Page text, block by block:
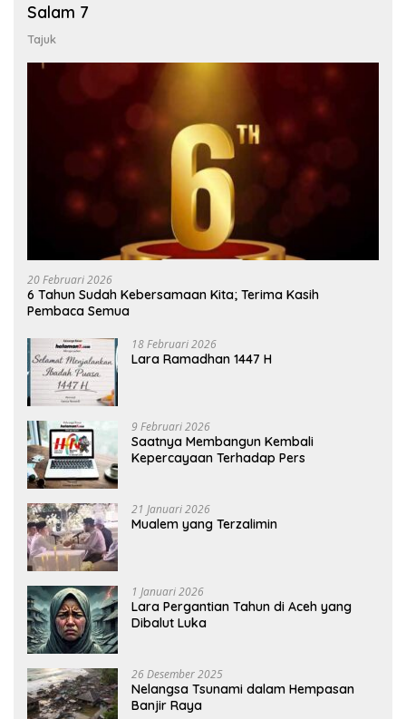
Salam 7
Tajuk
20 Februari 2026
6 Tahun Sudah Kebersamaan Kita; Terima Kasih
Pembaca Semua
18 Februari 2026
Lara Ramadhan 1447 H
9 Februari 2026
Saatnya Membangun Kembali
Kepercayaan Terhadap Pers
21 Januari 2026
Mualem yang Terzalimin
1 Januari 2026
Lara Pergantian Tahun di Aceh yang
Dibalut Luka
26 Desember 2025
Nelangsa Tsunami dalam Hempasan
Banjir Raya